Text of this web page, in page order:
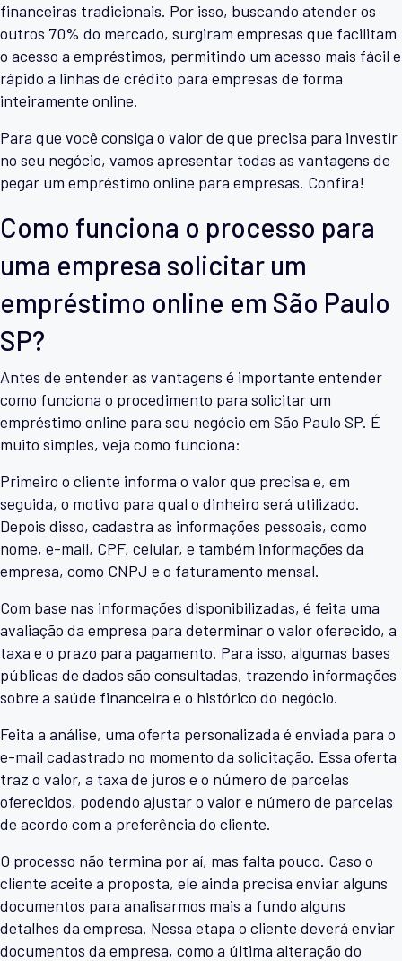
financeiras tradicionais. Por isso, buscando atender os
outros 70% do mercado, surgiram empresas que facilitam
o acesso a empréstimos, permitindo um acesso mais fácil e
rápido a linhas de crédito para empresas de forma
inteiramente online.
Para que você consiga o valor de que precisa para investir
no seu negócio, vamos apresentar todas as vantagens de
pegar um empréstimo online para empresas. Confira!
Como funciona o processo para
uma empresa solicitar um
empréstimo online em São Paulo
SP?
Antes de entender as vantagens é importante entender
como funciona o procedimento para solicitar um
empréstimo online para seu negócio em São Paulo SP. É
muito simples, veja como funciona:
Primeiro o cliente informa o valor que precisa e, em
seguida, o motivo para qual o dinheiro será utilizado.
Depois disso, cadastra as informações pessoais, como
nome, e-mail, CPF, celular, e também informações da
empresa, como CNPJ e o faturamento mensal.
Com base nas informações disponibilizadas, é feita uma
avaliação da empresa para determinar o valor oferecido, a
taxa e o prazo para pagamento. Para isso, algumas bases
públicas de dados são consultadas, trazendo informações
sobre a saúde financeira e o histórico do negócio.
Feita a análise, uma oferta personalizada é enviada para o
e-mail cadastrado no momento da solicitação. Essa oferta
traz o valor, a taxa de juros e o número de parcelas
oferecidos, podendo ajustar o valor e número de parcelas
de acordo com a preferência do cliente.
O processo não termina por aí, mas falta pouco. Caso o
cliente aceite a proposta, ele ainda precisa enviar alguns
documentos para analisarmos mais a fundo alguns
detalhes da empresa. Nessa etapa o cliente deverá enviar
documentos da empresa, como a última alteração do